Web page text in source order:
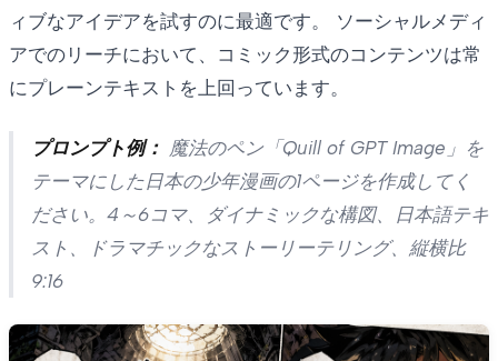
ィブなアイデアを試すのに最適です。 ソーシャルメディ
アでのリーチにおいて、コミック形式のコンテンツは常
にプレーンテキストを上回っています。
プロンプト例： 魔法のペン「Quill of GPT Image」を
テーマにした日本の少年漫画の1ページを作成してく
ださい。4～6コマ、ダイナミックな構図、日本語テキ
スト、ドラマチックなストーリーテリング、縦横比
9:16